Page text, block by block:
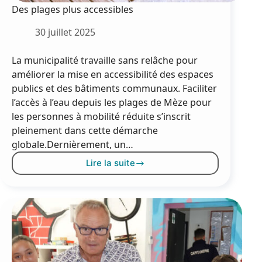
Des plages plus accessibles
30 juillet 2025
La municipalité travaille sans relâche pour
améliorer la mise en accessibilité des espaces
publics et des bâtiments communaux. Faciliter
l’accès à l’eau depuis les plages de Mèze pour
les personnes à mobilité réduite s’inscrit
pleinement dans cette démarche
globale.Dernièrement, un…
Lire la suite
Des
accessibles